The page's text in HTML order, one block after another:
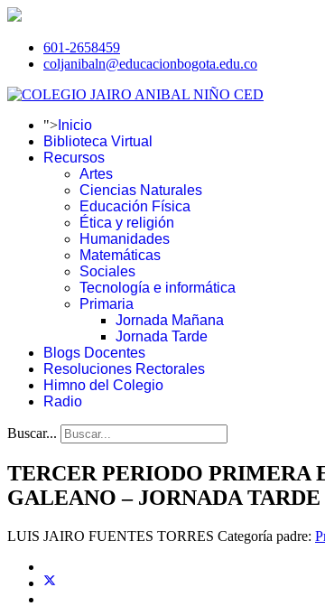
601-2658459
coljanibaln@educacionbogota.edu.co
"> Inicio
Biblioteca Virtual
Recursos
Artes
Ciencias Naturales
Educación Física
Ética y religión
Humanidades
Matemáticas
Sociales
Tecnología e informática
Primaria
Jornada Mañana
Jornada Tarde
Blogs Docentes
Resoluciones Rectorales
Himno del Colegio
Radio
Buscar...
TERCER PERIODO PRIMERA
GALEANO – JORNADA TARDE
LUIS JAIRO FUENTES TORRES Categoría padre: